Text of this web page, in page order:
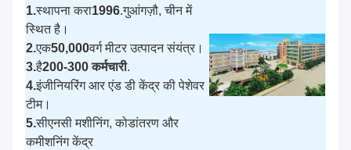
1.स्थापना करा1996.गुआंगज़ौ, चीन में
स्थित है।
2.एक50,000वर्ग मीटर उत्पादन संयंत्र।
3.है200-300 कर्मचारी.
4.इंजीनियरिंग आर एंड डी केंद्र की पेशेवर
टीम।
5.सीएनसी मशीनिंग, कोडांतरण और
कमीशनिंग केंद्र